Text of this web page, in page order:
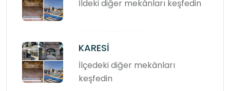
İldeki diğer mekânları keşfedin
KARESİ
İlçedeki diğer mekânları
keşfedin